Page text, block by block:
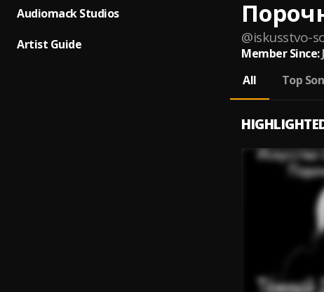
Audiomack Studios
Artist Guide
@iskusstvo-
Member Since:
All
Top